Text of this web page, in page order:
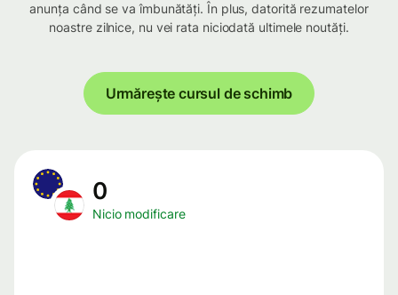
anunța când se va îmbunătăți. În plus, datorită rezumatelor
noastre zilnice, nu vei rata niciodată ultimele noutăți.
Urmărește cursul de schimb
0
Nicio modificare